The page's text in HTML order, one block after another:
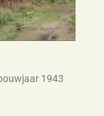
1943